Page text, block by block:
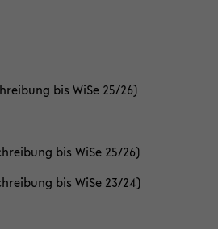
bis WiSe 25/26)
bis WiSe 25/26)
bis WiSe 23/24)